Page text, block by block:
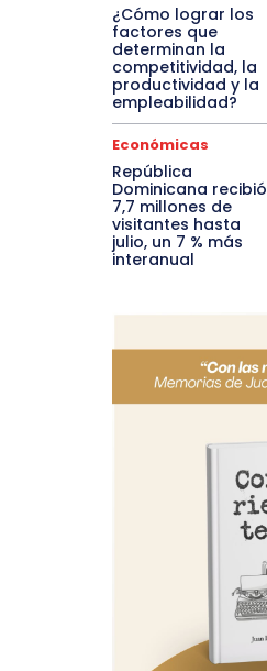
¿Cómo lograr los
factores que
determinan la
competitividad, la
productividad y la
empleabilidad?
Económicas
República
Dominicana recibió
7,7 millones de
visitantes hasta
julio, un 7 % más
interanual